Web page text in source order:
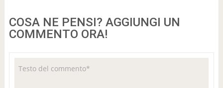
COSA NE PENSI? AGGIUNGI UN
COMMENTO ORA!